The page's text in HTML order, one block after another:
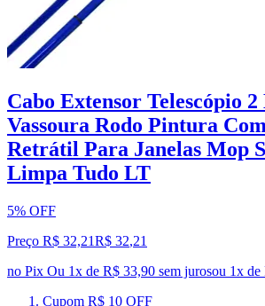
Cabo Extensor Telescópio
Vassoura Rodo Pintura
Retrátil Para Janelas Mop
Limpa Tudo LT
5% OFF
Preço R$ 32,21R$ 32,21
no Pix Ou 1x de R$ 33,90 sem jurosou 1x de
Cupom R$ 10 OFF